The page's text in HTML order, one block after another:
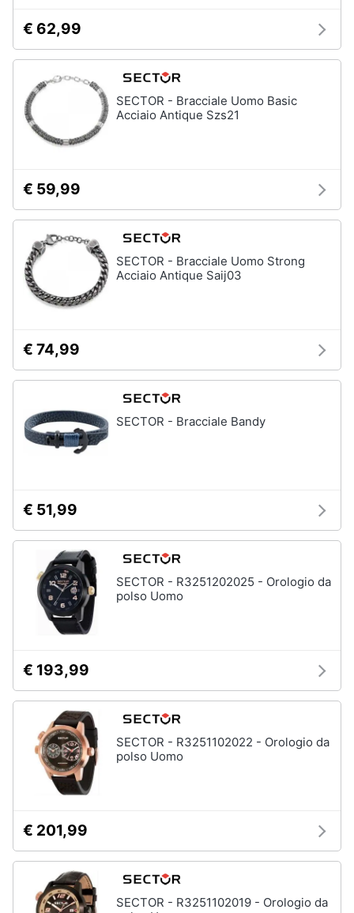
€ 62,99
SECTOR - Bracciale Uomo Basic
Acciaio Antique Szs21
€ 59,99
SECTOR - Bracciale Uomo Strong
Acciaio Antique Saij03
€ 74,99
SECTOR - Bracciale Bandy
€ 51,99
SECTOR - R3251202025 - Orologio da
polso Uomo
€ 193,99
SECTOR - R3251102022 - Orologio da
polso Uomo
€ 201,99
SECTOR - R3251102019 - Orologio da